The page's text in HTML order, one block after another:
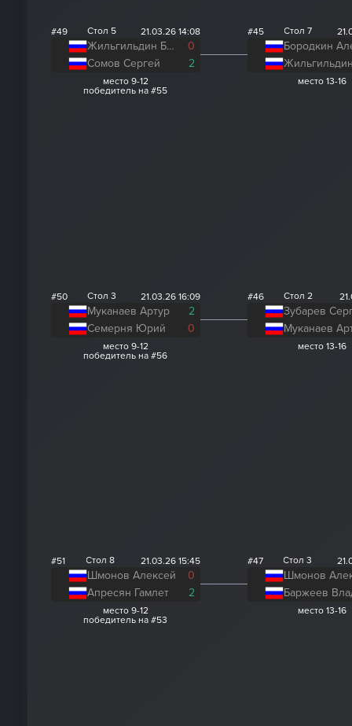
#49 Стол 5 21.03.26 14:08
Жильгильдин Бауржан
0
Сомов Сергей
2
место 9-12
победитель на #55
#50 Стол 3 21.03.26 16:09
Муканаев Артур
2
Семерня Юрий
0
место 9-12
победитель на #56
#51 Стол 8 21.03.26 15:45
Шмонов Алексей
0
Апресян Гамлет
2
место 9-12
победитель на #53
#45 Стол 7
место 13-16
#46 Стол 2
Зубарев
Муканаев
место 13-16
#47 Стол 3
Шмонов
место 13-16